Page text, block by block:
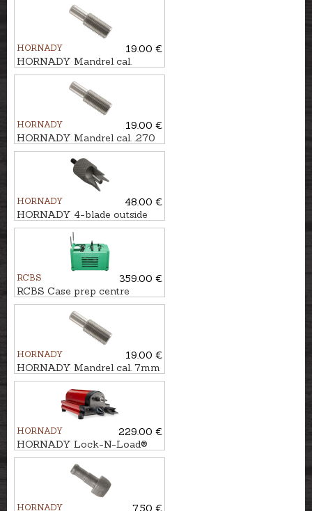
HORNADY
19.00 €
HORNADY Mandrel cal.
6,5mm
HORNADY
19.00 €
HORNADY Mandrel cal. .270
HORNADY
48.00 €
HORNADY 4-blade outside
diameter deburring tool
RCBS
359.00 €
RCBS Case prep centre
BRASS BOSS
HORNADY
19.00 €
HORNADY Mandrel cal. 7mm
HORNADY
229.00 €
HORNADY Lock-N-Load®
Case prep centre TRIO
HORNADY 7.50 €